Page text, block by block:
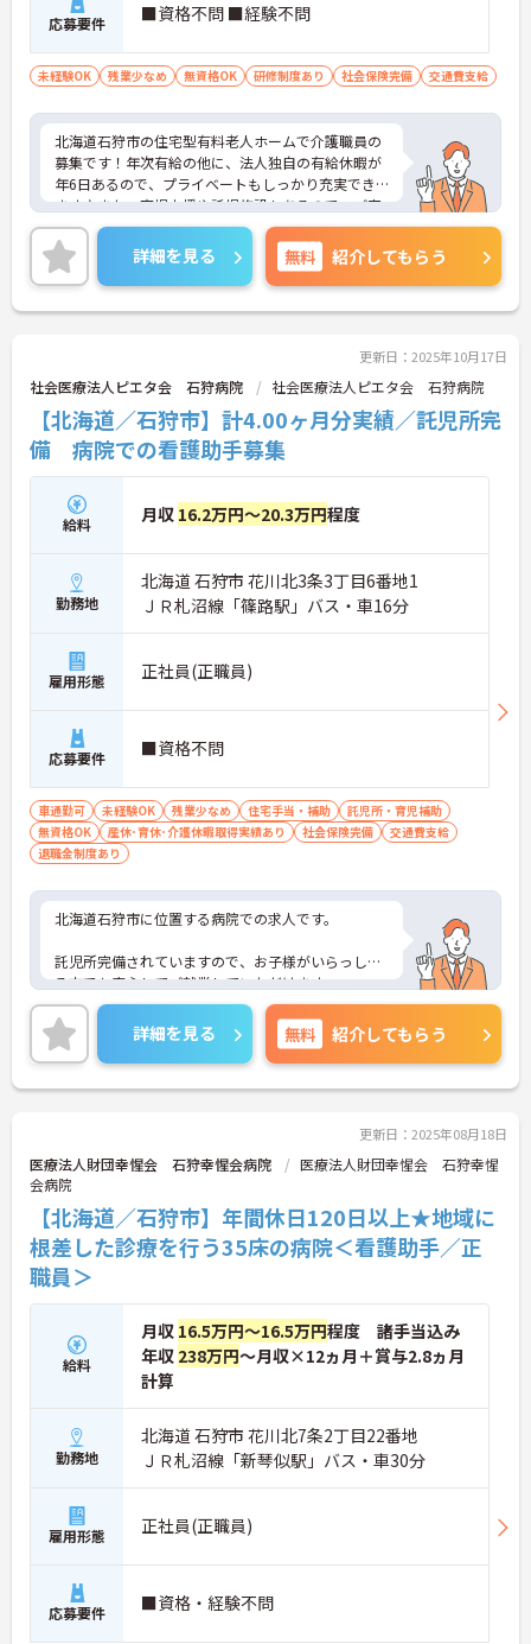
応募要件 ■資格不問 ■経験不問
未経験OK 残業少なめ 無資格OK 研修制度あり 社会保険完備 交通費支給
北海道石狩市の住宅型有料老人ホームで介護職員の
募集です！年次有給の他に、法人独自の有給休暇が
年6日あるので、プライベートもしっかり充実でき
ます♪また、育児支援や託児施設もあるので、ご家
族のいる方でも安心です◎ご興味のある方は、面接
ポイントをお伝えしますので、お気軽にご連絡くだ
さい。
詳細を見る 無料 紹介してもらう
更新日：2025年10月17日
社会医療法人ピエタ会 石狩病院 社会医療法人ピエタ会 石狩病院
【北海道／石狩市】計4.00ヶ月分実績／託児所完
備 病院での看護助手募集
給料 月収 16.2万円～20.3万円程度
勤務地
北海道 石狩市 花川北3条3丁目6番地1
ＪＲ札沼線「篠路駅」バス・車16分
雇用形態 正社員(正職員)
応募要件 ■資格不問
車通勤可 未経験OK 残業少なめ 住宅手当・補助
託児所・育児補助
無資格OK
産休･育休･介護休暇取得実績あり 社会保険完備
交通費支給
退職金制度あり
北海道石狩市に位置する病院での求人です。
託児所完備されていますので、お子様がいらっしゃ
る方でも安心してご就業していただけます。
また、賞与4ヶ月実績と頑張りを評価していただけ
ます。
ご興味のある方は、お気軽にお問い合わせくださ
詳細を見る 無料 紹介してもらう
更新日：2025年08月18日
医療法人財団幸惺会 石狩幸惺会病院
医療法人財団幸惺会 石狩幸惺
会病院
【北海道／石狩市】年間休日120日以上★地域に
根差した診療を行う35床の病院＜看護助手／正
職員＞
給料
月収 16.5万円～16.5万円程度 諸手当込み
年収 238万円～月収×12ヵ月＋賞与2.8ヵ月
計算
勤務地
北海道 石狩市 花川北7条2丁目22番地
ＪＲ札沼線「新琴似駅」バス・車30分
雇用形態 正社員(正職員)
応募要件 ■資格・経験不問